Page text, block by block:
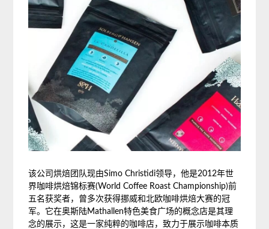
该公司烘焙团队现由Simo Christidi领导，他是2012年世
界咖啡烘焙锦标赛(World Coffee Roast Championship)前
五名获奖者，曾多次获得挪威和北欧咖啡烘焙大赛的冠
军。它在奥斯陆Mathallen特色美食广场的概念店是其理
念的展示，这是一家纯粹的咖啡店，致力于展示咖啡本质